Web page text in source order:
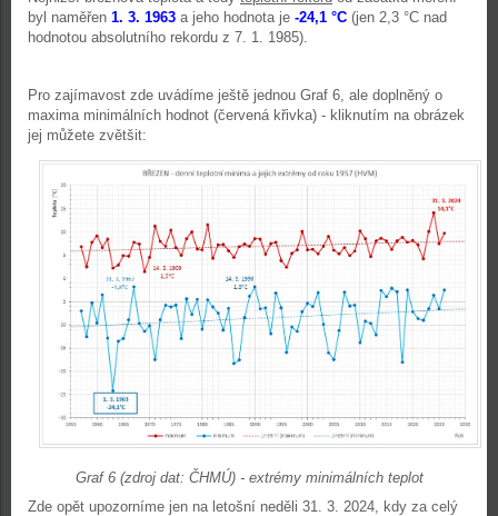
byl naměřen 1. 3. 1963 a jeho hodnota je -24,1 °C (jen 2,3 °C nad
hodnotou absolutního rekordu z 7. 1. 1985).
Pro zajímavost zde uvádíme ještě jednou Graf 6, ale doplněný o
maxima minimálních hodnot (červená křivka) - kliknutím na obrázek
jej můžete zvětšit:
Graf 6 (zdroj dat: ČHMÚ) - extrémy minimálních teplot
Zde opět upozorníme jen na letošní neděli 31. 3. 2024, kdy za celý